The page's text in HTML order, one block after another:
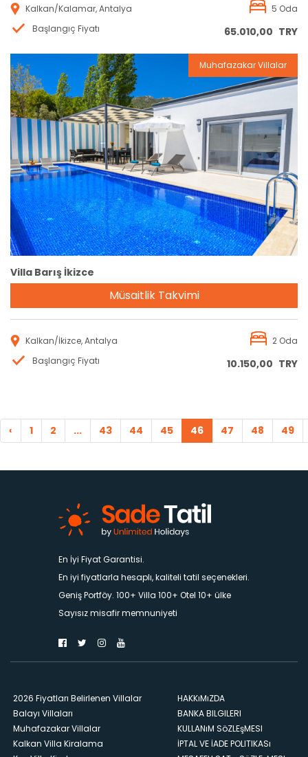
Kalkan/Kalamar, Antalya
5 Oda
Başlangıç Fiyatı
65.010,00 TRY
Rezervasyon
Muhafazakar Villalar
Villa Barış İkizce
Müsaitlik Takvimi
Kalkan/İkizce, Antalya
2 Oda
Başlangıç Fiyatı
10.150,00 TRY
‹ 1 2 ... 43 44 45 46 47 48 49
En İyi Fiyat Garantisi.
En iyi fiyatlarla hesaplı, kaliteli tatil seçenekleri.
Geniş Portföy. 100+ Villa 100+ Otel 10+ ülke
Sayısız misafir memnuniyeti
2026 Fiyatları Belirlenen Villalar
Balayı Villaları
Muhafazakar Villalar
Kalkan Villa Kiralama
HAKKıMıZDA
BANKA BILGILERI
KULLANıM SöZLEşMESI
İPTAL VE İADE POLITIKASı